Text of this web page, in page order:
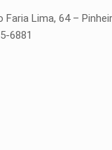
Faria Lima, 64 –
6881